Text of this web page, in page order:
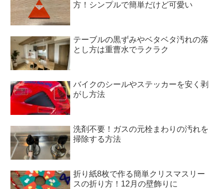
方！シンプルで簡単だけど可愛い
テーブルの黒ずみやベタベタ汚れの落
とし方は重曹水でラクラク
バイクのシールやステッカーを安く剥
がし方法
洗剤不要！ガスの元栓まわりの汚れを
掃除する方法
折り紙8枚で作る簡単クリスマスリー
スの折り方！12月の壁飾りに